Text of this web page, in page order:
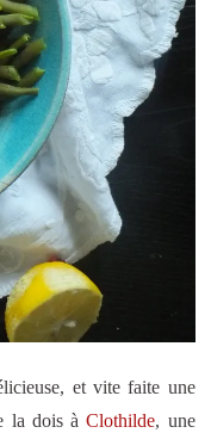
et vite faite une
la dois àClothilde, une